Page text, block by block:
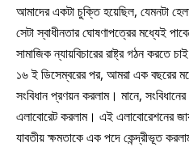
আমাদের একটা চুক্তি হয়েছিল, যেমনটা
সেটা স্বাধীনতার ঘোষণাপত্রের মধ্যেই
সামাজিক ন্যায়বিচারের রাষ্ট্র গঠন করতে
১৬ ই ডিসেম্বরের পর, আমরা এক বছরের
সংবিধান প্রণয়ন করলাম। মানে,
এলাবোরেট করলাম। এই এলাবোরেশনের
যাবতীয় ক্ষমতাকে এক পদে কেন্দ্রীভূত